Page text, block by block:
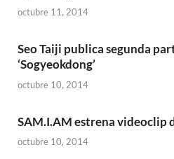
octubre 11, 2014
Seo Taiji publica segunda
‘Sogyeokdong’
octubre 10, 2014
SAM.I.AM estrena videoclip
octubre 10, 2014